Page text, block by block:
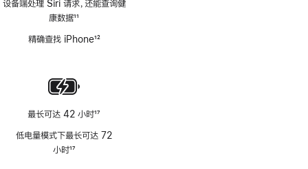
设备端处理 Siri 请求，还能查询健
康数据11
精确查找 iPhone12
最长可达 42 小时17
低电量模式下最长可达 72
小时17